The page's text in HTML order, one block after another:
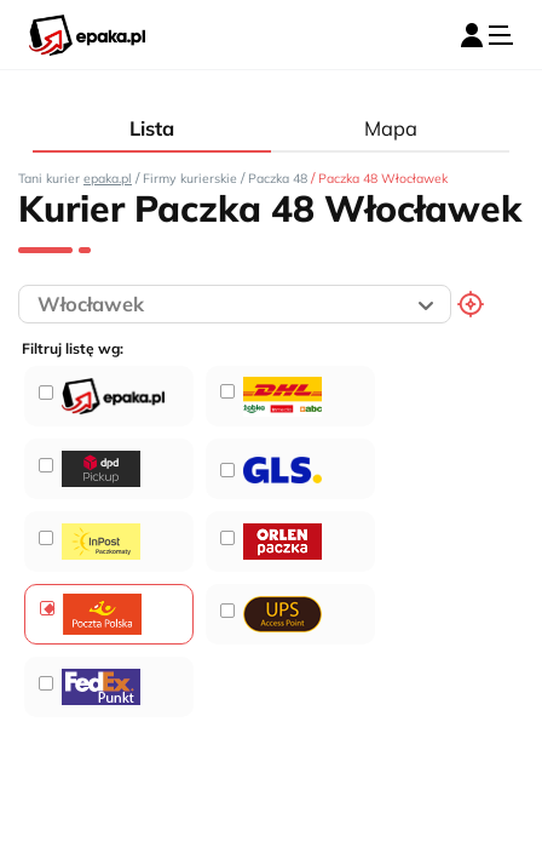
Lista Mapa
Tani kurier epaka.pl / Firmy kurierskie / Paczka 48 / Paczka 48 Włocławek
Kurier Paczka 48 Włocławek
Filtruj listę wg: